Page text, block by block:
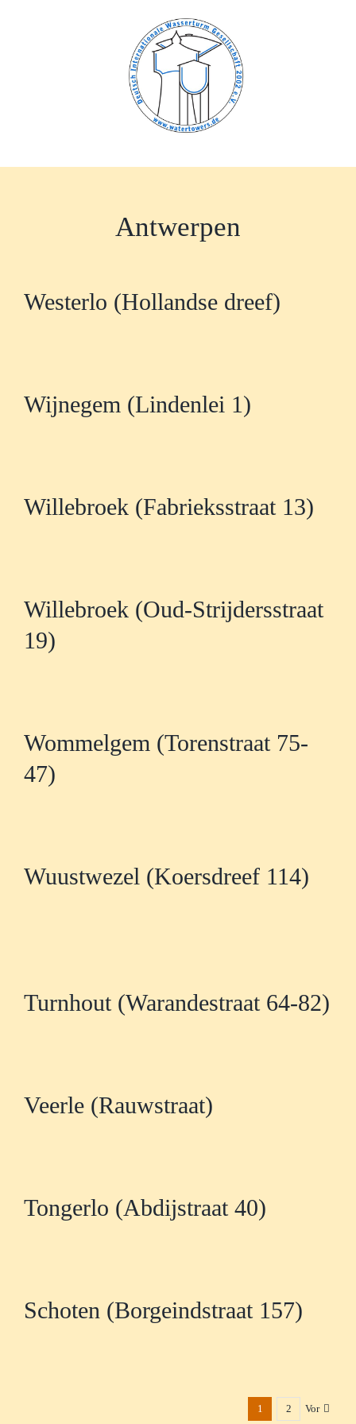
Antwerpen
Westerlo (Hollandse dreef)
Wijnegem (Lindenlei 1)
Willebroek (Fabrieksstraat 13)
Willebroek (Oud-Strijdersstraat
19)
Wommelgem (Torenstraat 75-
47)
Wuustwezel (Koersdreef 114)
Turnhout (Warandestraat 64-82)
Veerle (Rauwstraat)
Tongerlo (Abdijstraat 40)
Schoten (Borgeindstraat 157)
1 2 Vor